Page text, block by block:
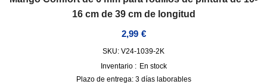
16 cm de 39 cm de longitud
2,99 €
SKU: V24-1039-2K
Inventario : En stock
Plazo de entrega: 3 días laborables